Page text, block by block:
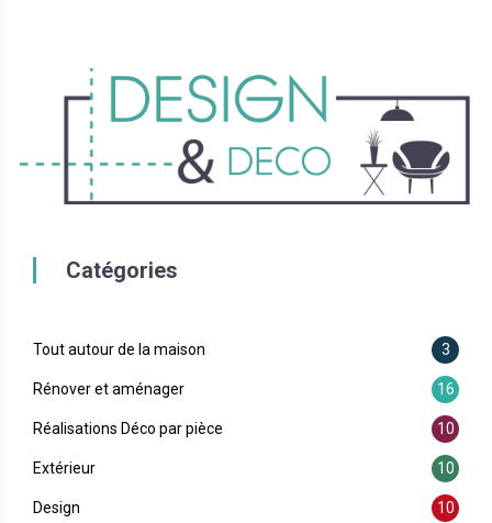
Catégories
Tout autour de la maison 3
Rénover et aménager 16
Réalisations Déco par pièce 10
Extérieur 10
Design 10